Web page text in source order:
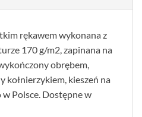
rękawem wykonana z
170 g/m2, zapinana na
obrębem,
kołnierzykiem, kieszeń na
Polsce. Dostępne w